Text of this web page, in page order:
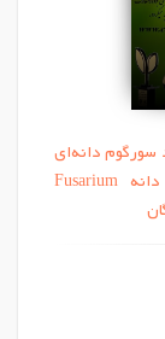
سورگوم دانه‌ای
در شرایط آلوده‌سازی به قارچ بیمارگر کپک‌ دانه‌ Fusarium